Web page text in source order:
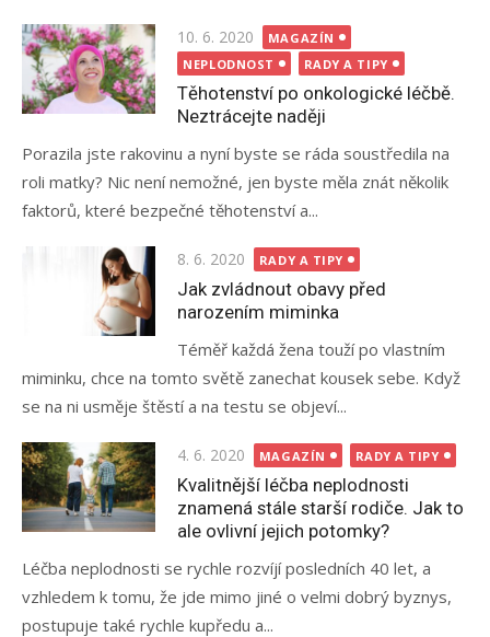
Posted
on
10. 6. 2020
MAGAZÍN
NEPLODNOST
RADY A TIPY
Těhotenství po onkologické léčbě.
Neztrácejte naději
Porazila jste rakovinu a nyní byste se ráda soustředila na
roli matky? Nic není nemožné, jen byste měla znát několik
faktorů, které bezpečné těhotenství a...
Posted
on
8. 6. 2020 RADY A TIPY
Jak zvládnout obavy před
narozením miminka
Téměř každá žena touží po vlastním
miminku, chce na tomto světě zanechat kousek sebe. Když
se na ni usměje štěstí a na testu se objeví...
Posted
on
4. 6. 2020 MAGAZÍN RADY A TIPY
Kvalitnější léčba neplodnosti
znamená stále starší rodiče. Jak to
ale ovlivní jejich potomky?
Léčba neplodnosti se rychle rozvíjí posledních 40 let, a
vzhledem k tomu, že jde mimo jiné o velmi dobrý byznys,
postupuje také rychle kupředu a...